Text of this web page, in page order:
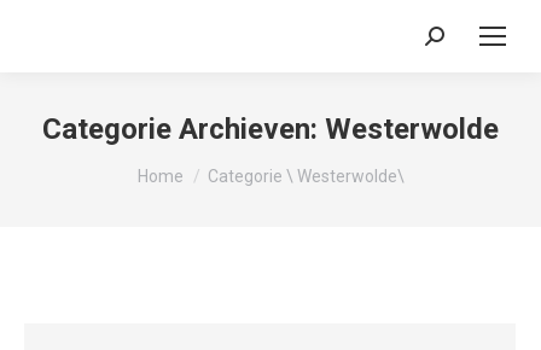
Search:
Categorie Archieven: Westerwolde
Je bent hier:
Home Categorie \ Westerwolde\